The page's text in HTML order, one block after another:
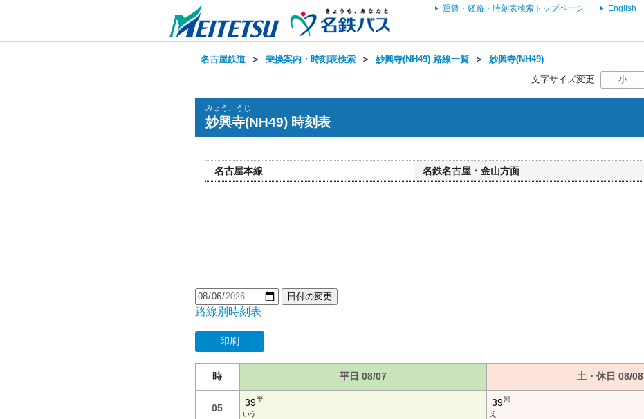
運賃・経路・時刻表検索トップページ English
名古屋鉄道 ＞ 乗換案内・時刻表検索 ＞ 妙興寺(NH49) 路線一覧 ＞ 妙興寺(NH49)
文字サイズ変更 小
みょうこうじ
妙興寺(NH49) 時刻表
名古屋本線 名鉄名古屋・金山方面
日付の変更
路線別時刻表
印刷
時 平日 08/07 土・休日 08/08
05 39半
い う
39河
え